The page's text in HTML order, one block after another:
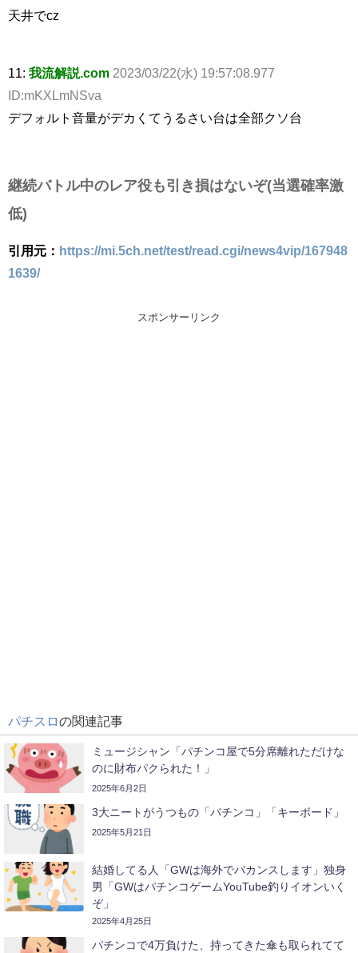
天井でcz
11: 我流解説.com 2023/03/22(水) 19:57:08.977
ID:mKXLmNSva
デフォルト音量がデカくてうるさい台は全部クソ台
継続バトル中のレア役も引き損はないぞ(当選確率激
低)
引用元： https://mi.5ch.net/test/read.cgi/news4vip/167948
1639/
スポンサーリンク
パチスロの関連記事
ミュージシャン「パチンコ屋で5分席離れただけな
のに財布パクられた！」
2025年6月2日
3大ニートがうつもの「パチンコ」「キーボード」
2025年5月21日
結婚してる人「GWは海外でバカンスします」独身
男「GWはパチンコゲームYouTube釣りイオンいく
ぞ」
2025年4月25日
パチンコで4万負けた、持ってきた傘も取られてて